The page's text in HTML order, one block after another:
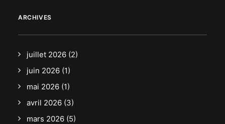
ARCHIVES
juillet 2026 (2)
juin 2026 (1)
mai 2026 (1)
avril 2026 (3)
mars 2026 (5)